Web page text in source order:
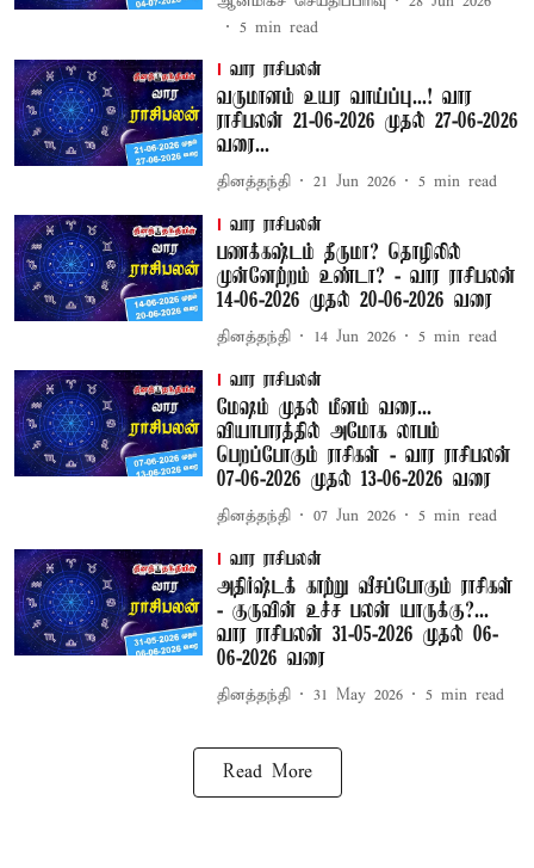
5 min read
வார ராசிபலன்
வருமானம் உயர வாய்ப்பு...! வார
ராசிபலன் 21-06-2026 முதல் 27-06-2026
வரை...
தினத்தந்தி 21 Jun 2026 5 min read
வார ராசிபலன்
பணக்கஷ்டம் தீருமா? தொழிலில்
முன்னேற்றம் உண்டா? - வார ராசிபலன்
14-06-2026 முதல் 20-06-2026 வரை
தினத்தந்தி 14 Jun 2026 5 min read
வார ராசிபலன்
மேஷம் முதல் மீனம் வரை...
வியாபாரத்தில் அமோக லாபம்
பெறப்போகும் ராசிகள் - வார ராசிபலன்
07-06-2026 முதல் 13-06-2026 வரை
தினத்தந்தி 07 Jun 2026 5 min read
வார ராசிபலன்
அதிர்ஷ்டக் காற்று வீசப்போகும் ராசிகள்
- குருவின் உச்ச பலன் யாருக்கு?...
வார ராசிபலன் 31-05-2026 முதல் 06-
06-2026 வரை
தினத்தந்தி 31 May 2026 5 min read
Read More